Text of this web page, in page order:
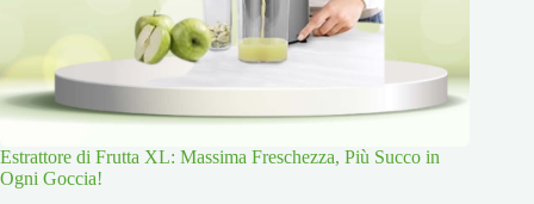
Estrattore di Frutta XL: Massima Freschezza, Più Succo in
Ogni Goccia!